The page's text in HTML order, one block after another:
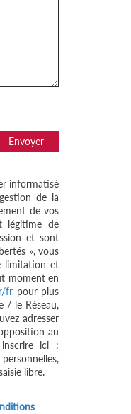
Envoyer
informatisé
de la
de vos
légitime de
et sont
», vous
limitation et
moment en
fr pour plus
/ le Réseau,
adresser
au
inscrire ici :
libre.